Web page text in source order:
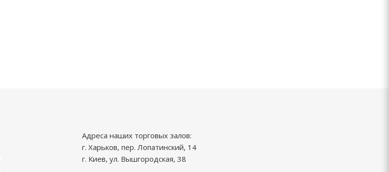
Адреса наших торговых залов:
г. Харьков, пер. Лопатинский, 14
г. Киев, ул. Вышгородская, 38